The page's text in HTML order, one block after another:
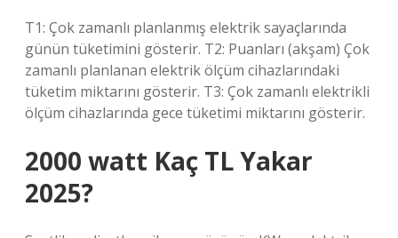
T1: Çok zamanlı planlanmış elektrik sayaçlarında
günün tüketimini gösterir. T2: Puanları (akşam) Çok
zamanlı planlanan elektrik ölçüm cihazlarındaki
tüketim miktarını gösterir. T3: Çok zamanlı elektrikli
ölçüm cihazlarında gece tüketimi miktarını gösterir.
2000 watt Kaç TL Yakar
2025?